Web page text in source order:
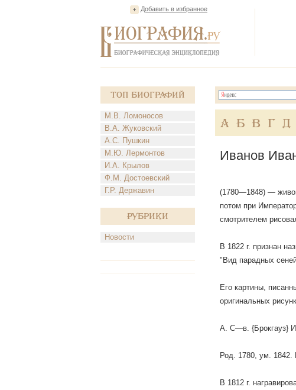
Добавить в избранное
Топ Биографий
М.В. Ломоносов
В.А. Жуковский
А.С. Пушкин
М.Ю. Лермонтов
И.А. Крылов
Ф.М. Достоевский
Г.Р. Державин
Рубрики
Новости
А Б В Г Д
Иванов
(1780—1848) —
потом при
смотрителем
В 1822 г. признан
"Вид парадных
Его картины,
оригинальных
А. С—в. {Брокгауз}
Род. 1780, ум. 1842.
В 1812 г.